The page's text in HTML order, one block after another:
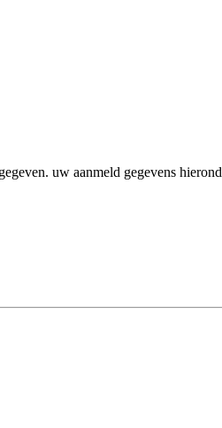
uw aanmeld gegevens